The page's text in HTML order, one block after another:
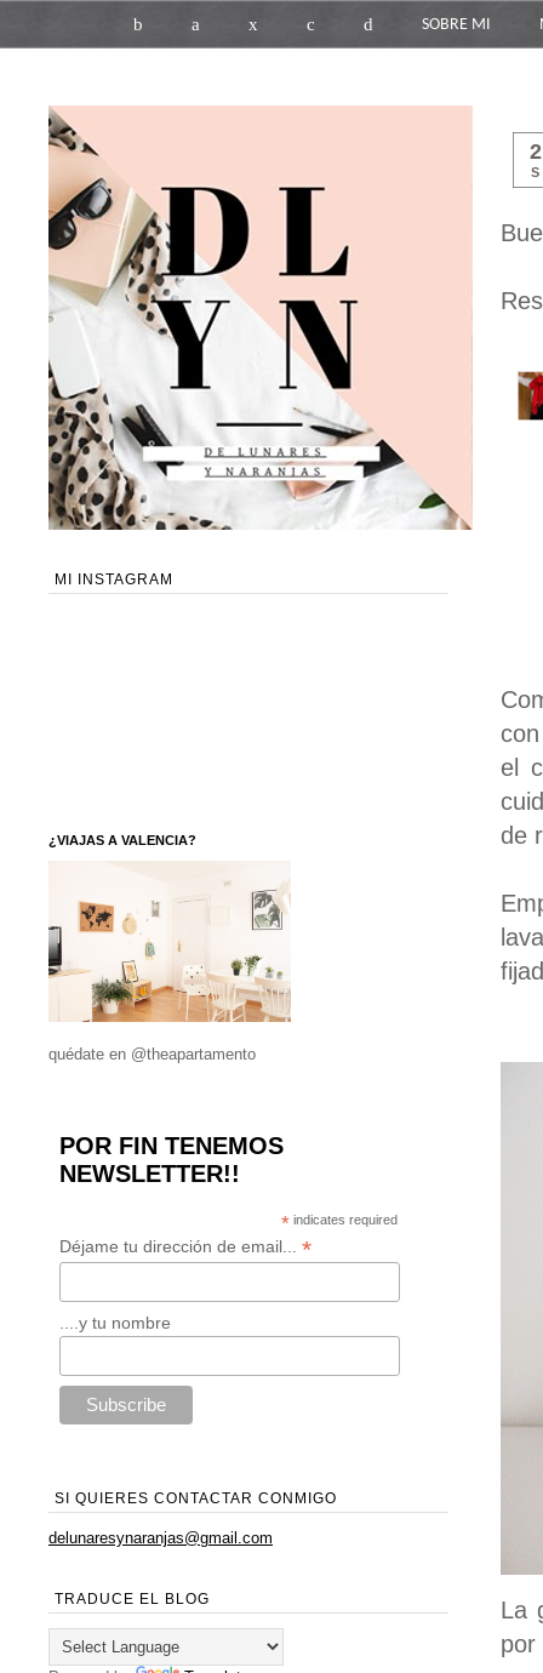
b a x c d SOBRE MI
el
de
La
por
MI INSTAGRAM
¿VIAJAS A VALENCIA?
quédate en @theapartamento
POR FIN TENEMOS
NEWSLETTER!!
* indicates required
Déjame tu dirección de email... *
....y tu nombre
SI QUIERES CONTACTAR CONMIGO
delunaresynaranjas@gmail.com
TRADUCE EL BLOG